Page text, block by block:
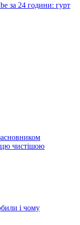
за 24 години: гурт
чистішою
і чому